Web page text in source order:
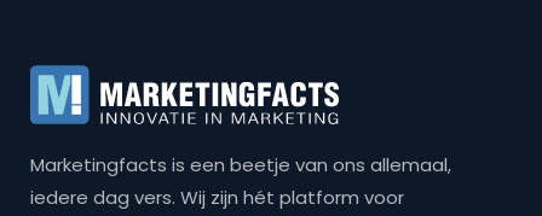
Marketingfacts is een beetje van ons allemaal,
iedere dag vers. Wij zijn hét platform voor